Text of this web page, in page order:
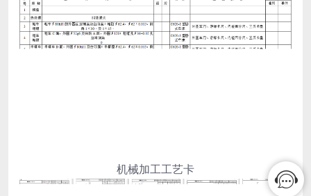
机械加工工艺卡